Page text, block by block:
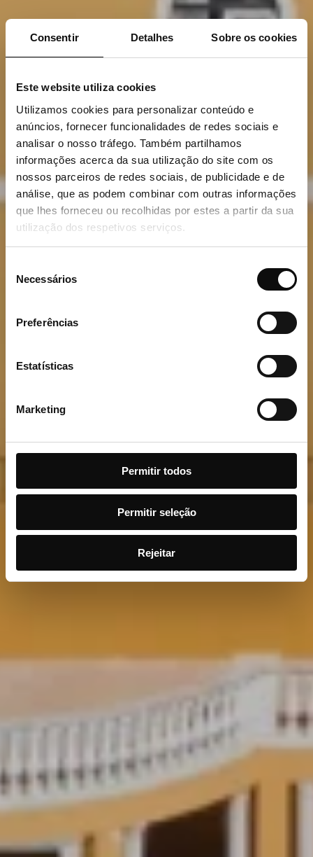
Consentir Detalhes Sobre os cookies
Este website utiliza cookies
Utilizamos cookies para personalizar conteúdo e
anúncios, fornecer funcionalidades de redes sociais e
analisar o nosso tráfego. Também partilhamos
informações acerca da sua utilização do site com os
nossos parceiros de redes sociais, de publicidade e de
análise, que as podem combinar com outras informações
que lhes forneceu ou recolhidas por estes a partir da sua
utilização dos respetivos serviços.
Necessários
Preferências
Estatísticas
Marketing
Permitir todos
Permitir seleção
Rejeitar
À DESCOBERTA DE PORTUGAL